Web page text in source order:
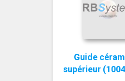
Guide
supérieur